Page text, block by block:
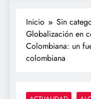
Inicio
Sin
Globalización en
Colombiana: un
colombiana